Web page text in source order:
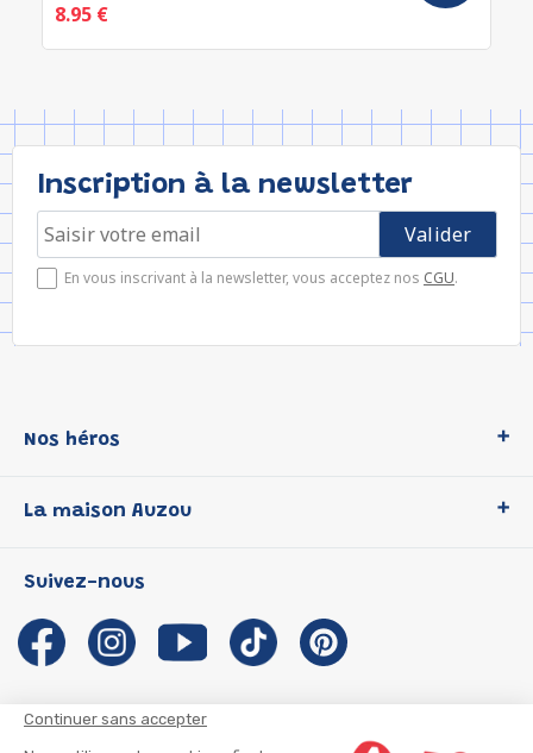
Continuer sans accepter
8.95 €
Inscription à la newsletter
En vous inscrivant à la newsletter, vous acceptez nos CGU.
Nos héros
P'tit Loup
Les Influenceuses
Migali
Petite Taupe
La maison Auzou
Notre histoire
Auzou s'engage
Auteurs et illustrateurs Auzou
Suivez-nous